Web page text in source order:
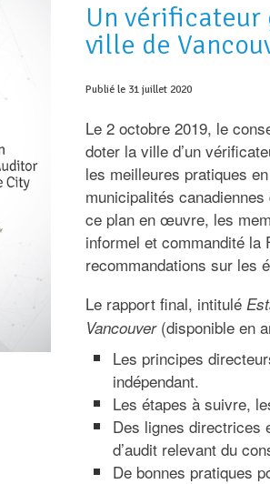
Un
ville de
Publié le 31 juillet 2020
Le 2 octobre 2019, le
doter la ville d’un
les meilleures pratiques
municipalités
ce plan en œuvre, les
informel et commandité la
recommandations sur les
Le rapport final, intitulé
Vancouver(disponible en
Les principes
indépendant.
Les étapes à suivre,
Des lignes directrices
d’audit relevant du
De bonnes pratiques